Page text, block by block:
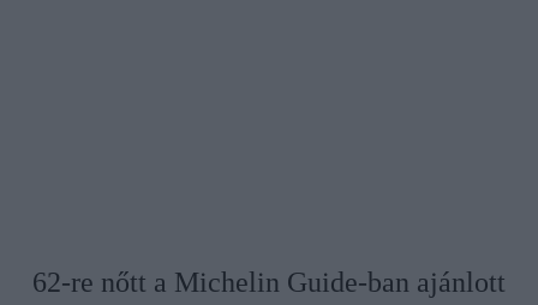
62-re nőtt a Michelin Guide-ban ajánlott